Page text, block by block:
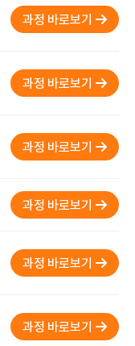
과정 바로보기
과정 바로보기
과정 바로보기
과정 바로보기
과정 바로보기
과정 바로보기